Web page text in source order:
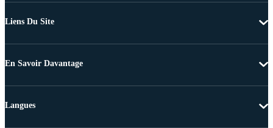
Liens Du Site
En Savoir Davantage
Langues